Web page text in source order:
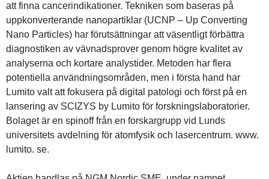
att finna cancerindikationer. Tekniken som baseras på
uppkonverterande nanopartiklar (UCNP – Up Converting
Nano Particles) har förutsättningar att väsentligt förbättra
diagnostiken av vävnadsprover genom högre kvalitet av
analyserna och kortare analystider. Metoden har flera
potentiella användningsområden, men i första hand har
Lumito valt att fokusera på digital patologi och först på en
lansering av SCIZYS by Lumito för forskningslaboratorier.
Bolaget är en spinoff från en forskargrupp vid Lunds
universitets avdelning för atomfysik och lasercentrum. www.
lumito. se.